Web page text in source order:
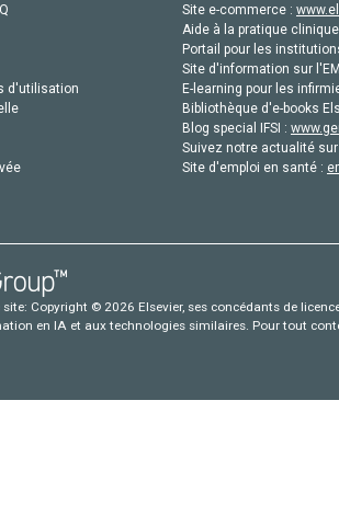
d'utilisation
Site e-commerce :
Aide à la pratique
Portail pour les
Site d'information sur
E-learning pour les
Bibliothèque d'e-books
Blog special IFSI :
Suivez notre actualité
Site d'emploi en santé :
Copyright © 2026 Elsevier, ses concédants de
en IA et aux technologies similaires. Pour tout